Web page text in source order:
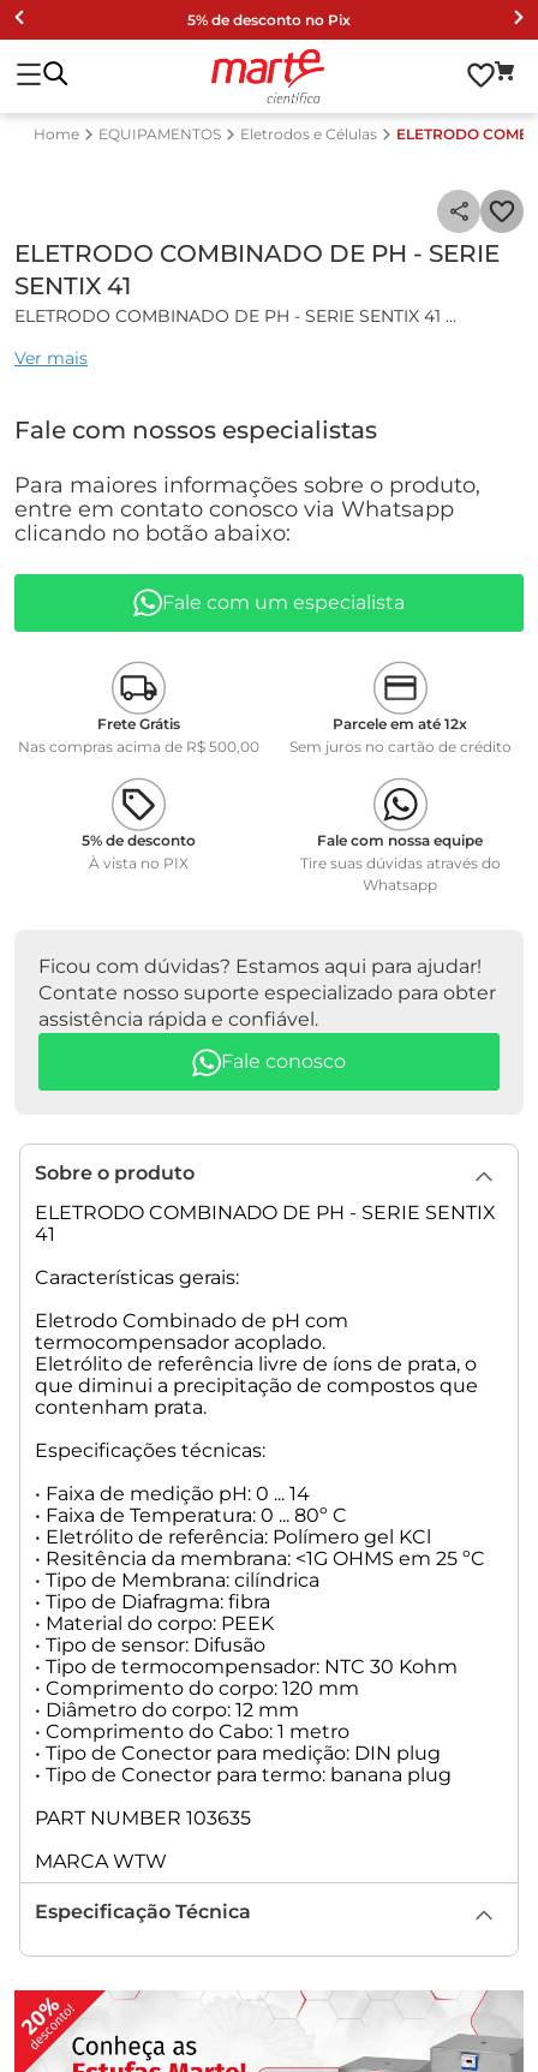
5% de desconto no Pix
EQUIPAMENTOS Eletrodos e Células ELETRODO
ELETRODO COMBINADO DE PH - SERIE
SENTIX 41
ELETRODO COMBINADO DE PH - SERIE SENTIX 41
Características gerais:
acoplado.
a precipitação de compostos que contenham prata.
Especificações técnicas:
• Faixa de Temperatura: 0 ... 80º C
• Eletrólito de referência: Polímero gel KCl
• Resitência da membrana:
Ver mais
Fale com nossos especialistas
Para maiores informações sobre o produto,
entre em contato conosco via Whatsapp
clicando no botão abaixo:
Fale com um especialista
Frete Grátis
Nas compras acima de R$ 500,00
Parcele em até 12x
Sem juros no cartão de crédito
5% de desconto
À vista no PIX
Fale com nossa equipe
Tire suas dúvidas através do
Whatsapp
Ficou com dúvidas? Estamos aqui para ajudar!
Contate nosso suporte especializado para obter
assistência rápida e confiável.
Fale conosco
Sobre o produto
ELETRODO COMBINADO DE PH - SERIE SENTIX
41
Características gerais:
Eletrodo Combinado de pH com
termocompensador acoplado.
Eletrólito de referência livre de íons de prata, o
que diminui a precipitação de compostos que
contenham prata.
Especificações técnicas:
• Faixa de medição pH: 0 ... 14
• Faixa de Temperatura: 0 ... 80º C
• Eletrólito de referência: Polímero gel KCl
• Resitência da membrana: <1G OHMS em 25 ºC
• Tipo de Membrana: cilíndrica
• Tipo de Diafragma: fibra
• Material do corpo: PEEK
• Tipo de sensor: Difusão
• Tipo de termocompensador: NTC 30 Kohm
• Comprimento do corpo: 120 mm
• Diâmetro do corpo: 12 mm
• Comprimento do Cabo: 1 metro
• Tipo de Conector para medição: DIN plug
• Tipo de Conector para termo: banana plug
PART NUMBER 103635
MARCA WTW
Especificação Técnica